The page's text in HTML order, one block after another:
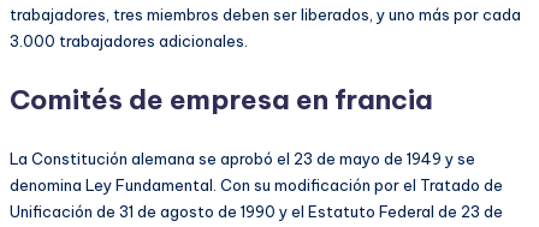
trabajadores, tres miembros deben ser liberados, y uno más por cada
3.000 trabajadores adicionales.
Comités de empresa en francia
La Constitución alemana se aprobó el 23 de mayo de 1949 y se
denomina Ley Fundamental. Con su modificación por el Tratado de
Unificación de 31 de agosto de 1990 y el Estatuto Federal de 23 de